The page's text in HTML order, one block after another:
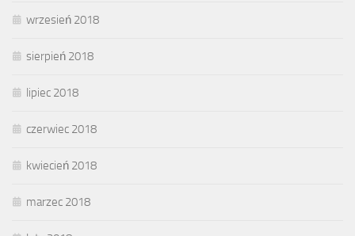
wrzesień 2018
sierpień 2018
lipiec 2018
czerwiec 2018
kwiecień 2018
marzec 2018